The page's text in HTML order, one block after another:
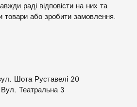
раді відповісти на них та
товари або зробити замовлення.
Шота Руставелі 20
Театральна 3